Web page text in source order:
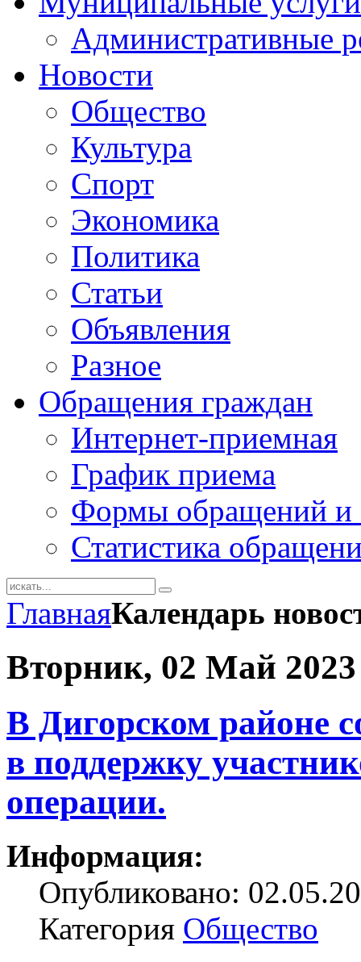
Административные
Новости
Общество
Культура
Спорт
Экономика
Политика
Статьи
Объявления
Разное
Обращения граждан
Интернет-приемная
График приема
Формы обращений и
Статистика
ГлавнаяКалендарь
Вторник, 02 Май 2023
В Дигорском районе
в поддержку
операции.
Информация:
Опубликовано:
Категория Общество